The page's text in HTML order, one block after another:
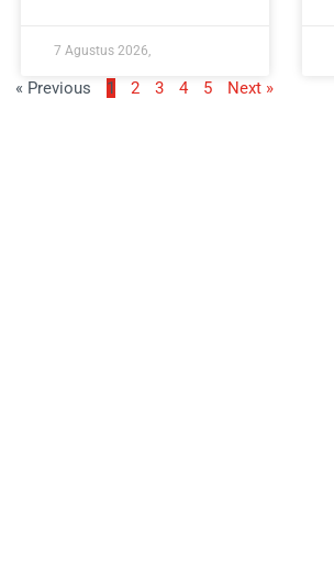
7 Agustus 2026,
« Previous 1 2 3 4 5 Next »